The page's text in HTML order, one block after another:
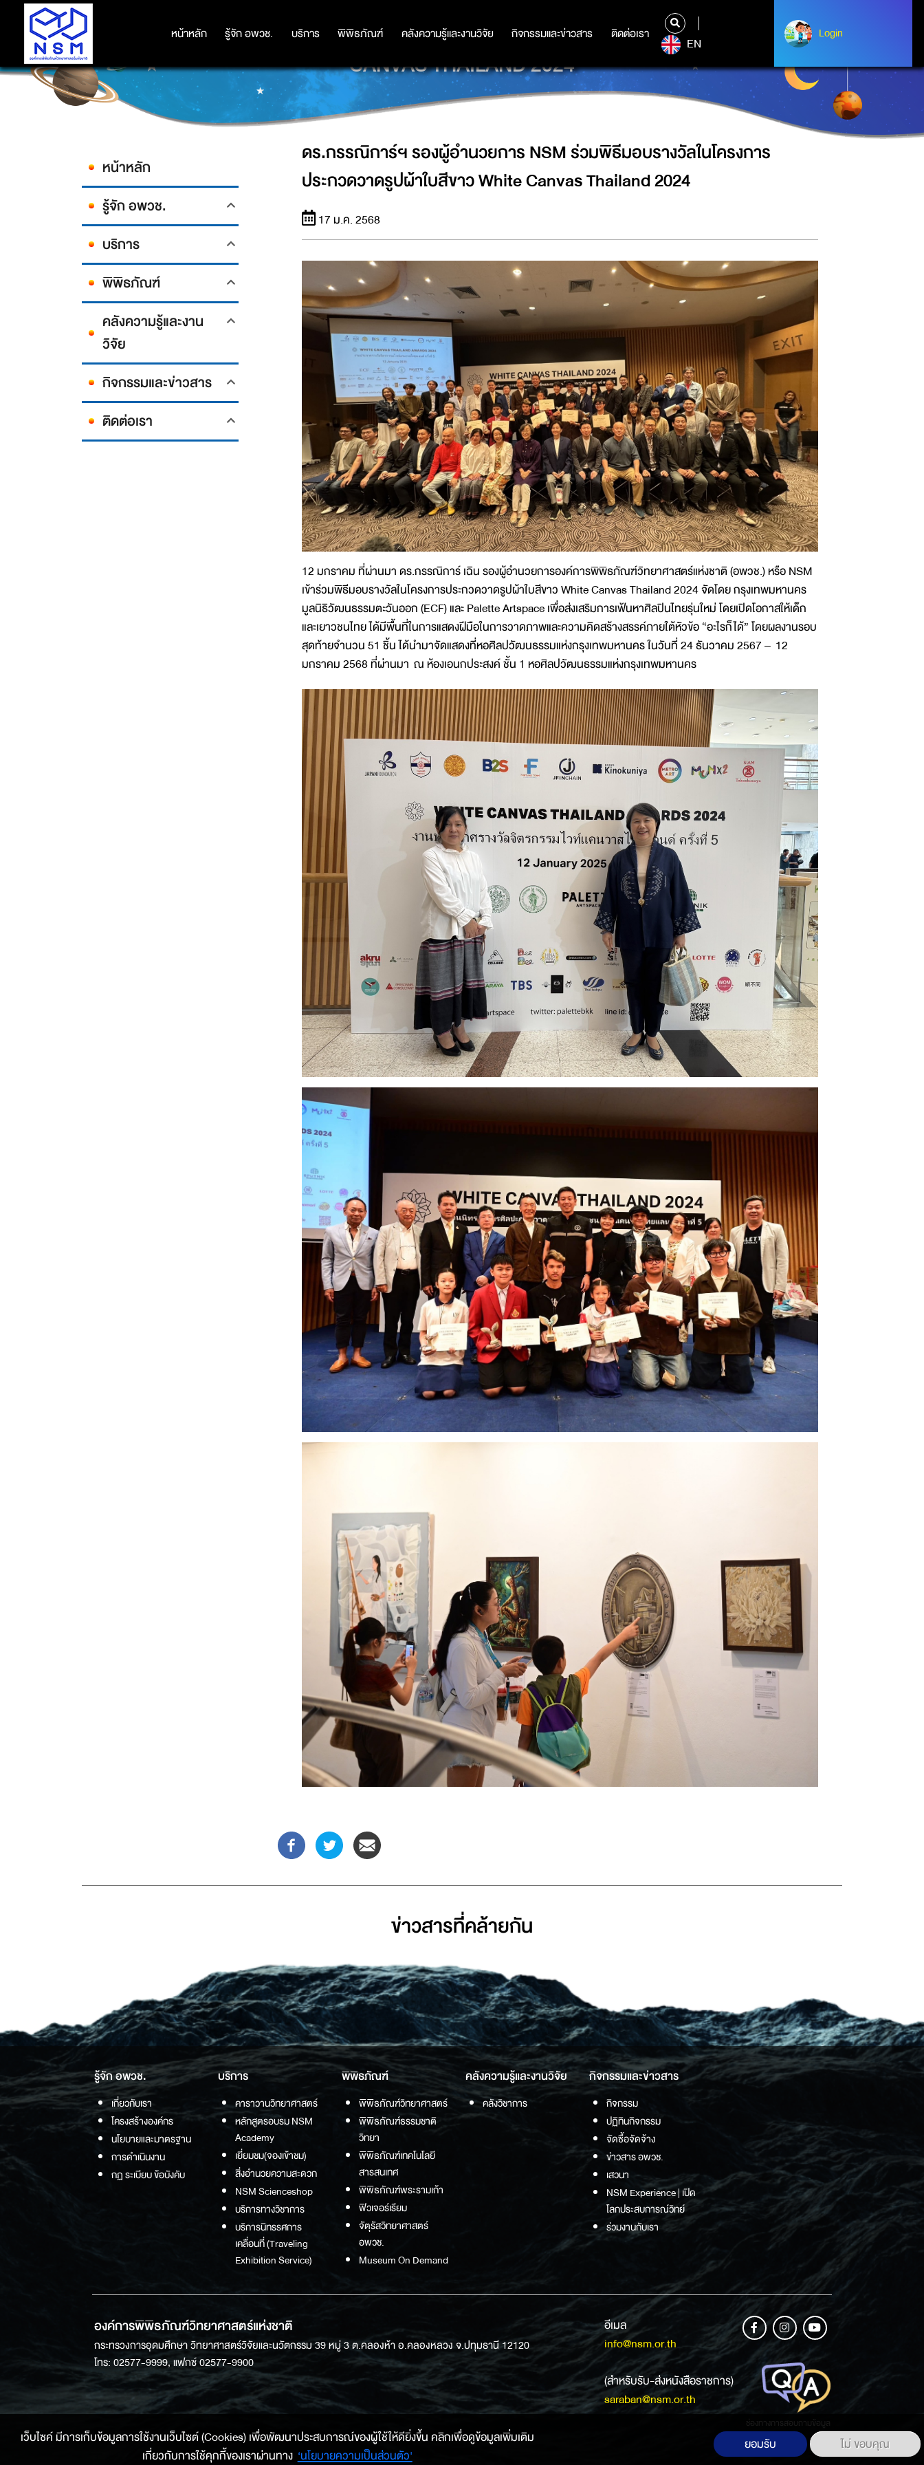
หน้าหลัก รู้จัก อพวช. บริการ พิพิธภัณฑ์ คลังความรู้และงานวิจัย กิจกรรมและข่าวสาร ติดต่อเรา
หน้าหลัก รู้จัก อพวช. บริการ พิพิธภัณฑ์ คลังความรู้และงานวิจัย กิจกรรมและข่าวสาร ติดต่อเรา
EN
Login
Login
ดร.กรรณิการ์ฯ รองผู้อำนวยการ NSM ร่วมพิธีมอบรางวัลในโครงการประกวดวาดรูปผ้าใบสีขาว WHITE
CANVAS THAILAND 2024
หน้าหลัก
รู้จัก อพวช.
บริการ
พิพิธภัณฑ์
คลังความรู้และงาน
วิจัย
กิจกรรมและข่าวสาร
ติดต่อเรา
ดร.กรรณิการ์ฯ รองผู้อำนวยการ NSM ร่วมพิธีมอบรางวัลในโครงการ
ประกวดวาดรูปผ้าใบสีขาว White Canvas Thailand 2024
17 ม.ค. 2568
12 มกราคม ที่ผ่านมา ดร.กรรณิการ์ เฉิน รองผู้อำนวยการองค์การพิพิธภัณฑ์วิทยาศาสตร์แห่งชาติ (อพวช.) หรือ NSM
เข้าร่วมพิธีมอบรางวัลในโครงการประกวดวาดรูปผ้าใบสีขาว White Canvas Thailand 2024 จัดโดย กรุงเทพมหานคร
มูลนิธิวัฒนธรรมตะวันออก (ECF) และ Palette Artspace เพื่อส่งเสริมการเฟ้นหาศิลปินไทยรุ่นใหม่ โดยเปิดโอกาสให้เด็ก
และเยาวชนไทย ได้มีพื้นที่ในการแสดงฝีมือในการวาดภาพและความคิดสร้างสรรค์ภายใต้หัวข้อ “อะไรก็ได้” โดยผลงานรอบ
สุดท้ายจำนวน 51 ชิ้น ได้นำมาจัดแสดงที่หอศิลปวัฒนธรรมแห่งกรุงเทพมหานคร ในวันที่ 24 ธันวาคม 2567 – 12
มกราคม 2568 ที่ผ่านมา ณ ห้องเอนกประสงค์ ชั้น 1 หอศิลปวัฒนธรรมแห่งกรุงเทพมหานคร
ข่าวสารที่่คล้ายกัน
รู้จัก อพวช.
เกี่ยวกับเรา
โครงสร้างองค์กร
นโยบายและมาตรฐาน
การดำเนินงาน
กฏ ระเบียบ ข้อบังคับ
บริการ
คาราวานวิทยาศาสตร์
หลักสูตรอบรม NSM
Academy
เยี่ยมชม(จองเข้าชม)
สิ่งอำนวยความสะดวก
NSM Scienceshop
บริการทางวิชาการ
บริการนิทรรศการ
เคลื่อนที่ (Traveling
Exhibition Service)
พิพิธภัณฑ์
พิพิธภัณฑ์วิทยาศาสตร์
พิพิธภัณฑ์ธรรมชาติ
วิทยา
พิพิธภัณฑ์เทคโนโลยี
สารสนเทศ
พิพิธภัณฑ์พระรามเก้า
ฟิวเจอร์เรียม
จัตุรัสวิทยาศาสตร์
อพวช.
Museum On Demand
คลังความรู้และงานวิจัย
คลังวิชาการ
กิจกรรมและข่าวสาร
กิจกรรม
ปฏิทินกิจกรรม
จัดซื้อจัดจ้าง
ข่าวสาร อพวช.
เสวนา
NSM Experience | เปิด
โลกประสบการณ์วิทย์
ร่วมงานกับเรา
องค์การพิพิธภัณฑ์วิทยาศาสตร์แห่งชาติ
กระทรวงการอุดมศึกษา วิทยาศาสตร์วิจัยและนวัตกรรม 39 หมู่ 3 ต.คลองห้า อ.คลองหลวง จ.ปทุมธานี 12120
โทร: 02577-9999, แฟกซ์ 02577-9900
อีเมล
info@nsm.or.th
(สำหรับรับ-ส่งหนังสือราชการ)
saraban@nsm.or.th
ช่องทางการสอบถามข้อมูล
เว็บไซค์ มีการเก็บข้อมูลการใช้งานเว็บไซต์ (Cookies) เพื่อพัฒนาประสบการณ์ของผู้ใช้ให้ดียิ่งขึ้น คลิกเพื่อดูข้อมูลเพิ่มเติม
เกี่ยวกับการใช้คุกกี้ของเราผ่านทาง ‘นโยบายความเป็นส่วนตัว'
ยอมรับ ไม่ ขอบคุณ